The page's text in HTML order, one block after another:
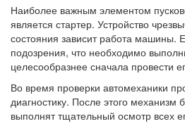
Наиболее важным элементом
является стартер. Устройство
состояния зависит работа машины.
подозрения, что необходимо
целесообразнее сначала провести
Во время проверки автомеханики
диагностику. После этого механизм
выполнят тщательный осмотр всех